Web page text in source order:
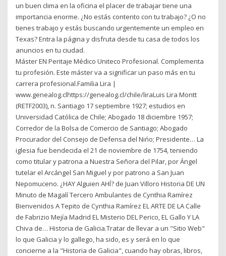
un buen clima en la oficina el placer de trabajar tiene una
importancia enorme. ¿No estás contento con tu trabajo? ¿O no
tienes trabajo y estás buscando urgentemente un empleo en
Texas? Entra la página y disfruta desde tu casa de todos los
anuncios en tu ciudad.
Máster EN Peritaje Médico Uniteco Profesional. Complementa
tu profesión. Este máster va a significar un paso más en tu
carrera profesional.Familia Lira |
www.genealog.clhttps://genealog.cl/chile/liraLuis Lira Montt
(RETF2003), n. Santiago 17 septiembre 1927; estudios en
Universidad Católica de Chile; Abogado 18 diciembre 1957;
Corredor de la Bolsa de Comercio de Santiago; Abogado
Procurador del Consejo de Defensa del Nińo; Presidente… La
iglesia fue bendecida el 21 de noviembre de 1754, teniendo
como titular y patrona a Nuestra Señora del Pilar, por Ángel
tutelar el Arcángel San Miguel y por patrono a San Juan
Nepomuceno. ¿HAY Alguien AHÍ? de Juan Villoro Historia DE UN
Minuto de Magalí Tercero Ambulantes de Cynthia Ramírez
Bienvenidos A Tepito de Cynthia Ramírez EL ARTE DE LA Calle
de Fabrizio Mejía Madrid EL Misterio DEL Perico, EL Gallo Y LA
Chiva de… Historia de Galicia.Tratar de llevar a un "Sitio Web"
lo que Galicia y lo gallego, ha sido, es y será en lo que
concierne a la "Historia de Galicia", cuando hay obras, libros,